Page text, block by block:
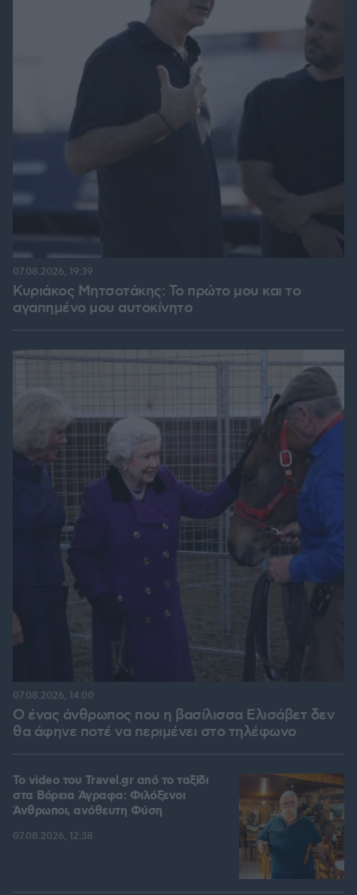
Κυριάκος Μητσοτάκης: Το πρώτο μου και το
αγαπημένο μου αυτοκίνητο
07.08.2026, 19:39
Ο ένας άνθρωπος που η βασίλισσα Ελισάβετ δεν
θα άφηνε ποτέ να περιμένει στο τηλέφωνο
07.08.2026, 14:00
To video του Travel.gr από το ταξίδι
στα Βόρεια Άγραφα: Φιλόξενοι
Άνθρωποι, ανόθευτη Φύση
07.08.2026, 12:38